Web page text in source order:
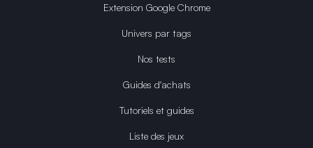
Extension Google Chrome
Univers par tags
Nos tests
Guides d'achats
Tutoriels et guides
Liste des jeux